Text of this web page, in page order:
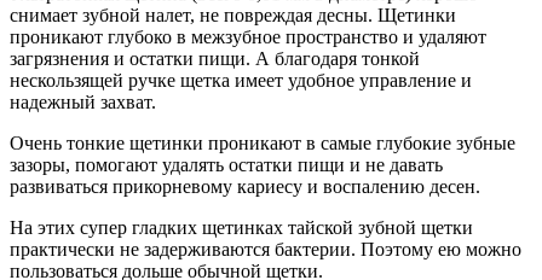
снимает зубной налет, не повреждая десны. Щетинки
проникают глубоко в межзубное пространство и удаляют
загрязнения и остатки пищи. А благодаря тонкой
нескользящей ручке щетка имеет удобное управление и
надежный захват.
Очень тонкие щетинки проникают в самые глубокие зубные
зазоры, помогают удалять остатки пищи и не давать
развиваться прикорневому кариесу и воспалению десен.
На этих супер гладких щетинках тайской зубной щетки
практически не задерживаются бактерии. Поэтому ею можно
пользоваться дольше обычной щетки.